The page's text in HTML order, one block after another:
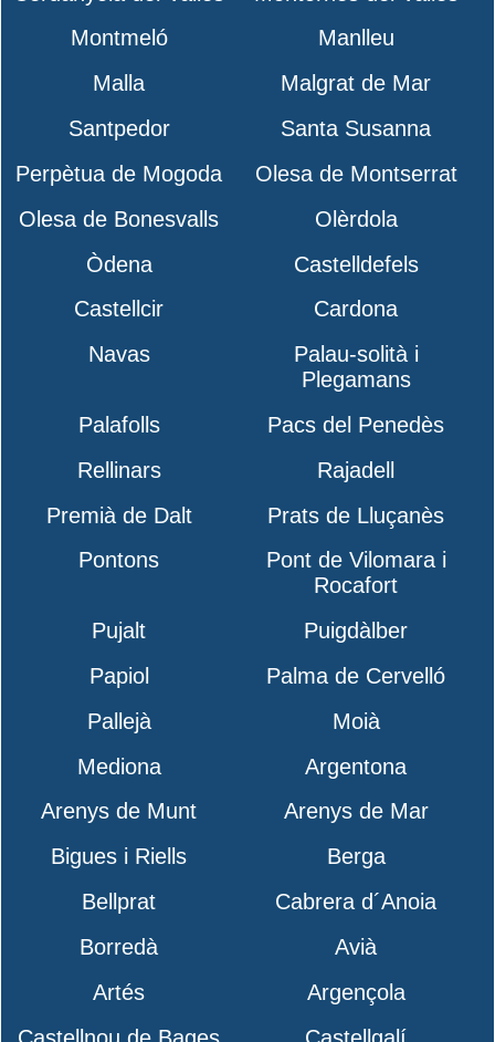
Montmeló
Manlleu
Malla
Malgrat de Mar
Santpedor
Santa Susanna
Perpètua de Mogoda
Olesa de Montserrat
Olesa de Bonesvalls
Olèrdola
Òdena
Castelldefels
Castellcir
Cardona
Navas
Palau-solità i
Plegamans
Palafolls
Pacs del Penedès
Rellinars
Rajadell
Premià de Dalt
Prats de Lluçanès
Pontons
Pont de Vilomara i
Rocafort
Pujalt
Puigdàlber
Papiol
Palma de Cervelló
Pallejà
Moià
Mediona
Argentona
Arenys de Munt
Arenys de Mar
Bigues i Riells
Berga
Bellprat
Cabrera d´Anoia
Borredà
Avià
Artés
Argençola
Castellnou de Bages
Castellgalí